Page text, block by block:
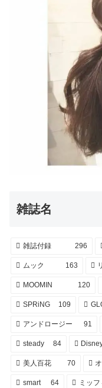
雑誌名
雑誌付録 296
ムック 163
MOOMIN 120
SPRiNG 109
アンドロージー 91
steady 84
美人百花 70
smart 64 ミッフ